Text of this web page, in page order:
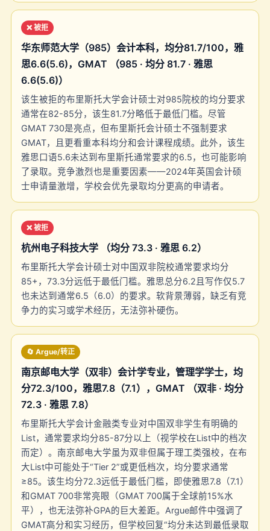
❌ 被拒
华东师范大学（985）会计本科，均分81.7/100，雅
思6.6(5.6)，GMAT （985 · 均分 81.7 · 雅思
6.6(5.6)）
该生被拒的布里斯托大学会计硕士对985院校的均分要求
通常在82-85分，该生81.7分略低于最低门槛。尽管
GMAT 730是亮点，但布里斯托会计硕士不强制要求
GMAT，且更看重本科均分和会计课程成绩。此外，该生
雅思口语5.6未达到布里斯托通常要求的6.5，也可能影响
了录取。竞争激烈也是重要因素——2024年英国会计硕
士申请量激增，学校会优先录取均分更高的申请者。
❌ 被拒
杭州电子科技大学 （均分 73.3 · 雅思 6.2）
布里斯托大学会计硕士对中国双非院校通常要求均分
85+，73.3分远低于最低门槛。雅思总分6.2且写作仅5.7
也未达到通常6.5（6.0）的要求。软背景薄弱，缺乏有竞
争力的实习或学术经历，无法弥补硬伤。
🔄 Argue/转正
南京邮电大学（双非）会计学专业，管理学学士，均
分72.3/100，雅思7.8（7.1），GMAT （双非 · 均分
72.3 · 雅思 7.8）
布里斯托大学会计金融类专业对中国双非学生有明确的
List，通常要求均分85-87分以上（视学校在List中的档次
而定）。南京邮电大学虽为双非但属于理工类强校，在布
大List中可能处于“Tier 2”或更低档次，均分要求通常
≥85。该生均分72.3远低于最低门槛，即使雅思7.8（7.1）
和GMAT 700非常亮眼（GMAT 700属于全球前15%水
平），也无法弥补GPA的巨大差距。Argue邮件中强调了
GMAT高分和实习经历，但学校回复“均分未达到最低录取